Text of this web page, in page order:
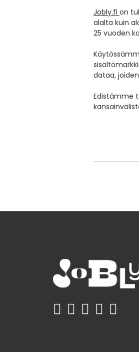
Jobly.fi on
alalta kuin
25 vuoden
dataa,
Edistämme